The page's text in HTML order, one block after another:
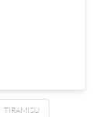
TIRAMISU